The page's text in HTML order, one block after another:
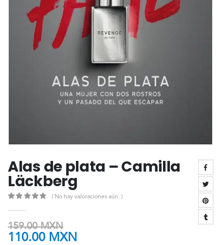
Alas de plata – Camilla
Läckberg
( No hay valoraciones aún. )
159.00MXN
110.00 MXN